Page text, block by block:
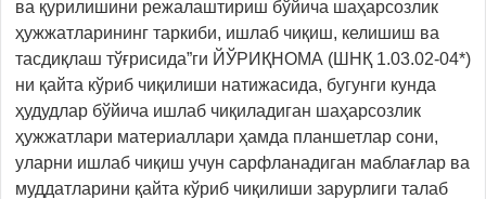
ва қурилишини режалаштириш бўйича шаҳарсозлик
ҳужжатларининг таркиби, ишлаб чиқиш, келишиш ва
тасдиқлаш тўғрисида”ги ЙЎРИҚНОМА (ШНҚ 1.03.02-04*)
ни қайта кўриб чиқилиши натижасида, бугунги кунда
ҳудудлар бўйича ишлаб чиқиладиган шаҳарсозлик
ҳужжатлари материаллари ҳамда планшетлар сони,
уларни ишлаб чиқиш учун сарфланадиган маблағлар ва
муддатларини қайта кўриб чиқилиши зарурлиги талаб